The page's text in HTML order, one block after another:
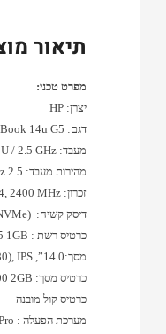
תיאור
מפרט טכני:
יצרן: HP
דגם: HP ZBook 14u G5
מעבד: Intel Core i5 (7th Gen) 7200U / 2.5 GHz
מהירות מעבד: 2.5 Ghz
זכרון: 16GB DDR4, 2400 MHz
דיסק קשיח: 256GB SSD M.2 2280 PCIe – HP Z Turbo Drive, NVM Express (NVMe)
כרטיס רשת : RJ45 1GB
מסך:14.0”, Full HD (1920 x 1080), IPS
כרטיס מסך: AMD Radeon Pro WX 3100 2GB
כרטיס קול מובנה
מערכת הפעלה : Windows 10 Pro